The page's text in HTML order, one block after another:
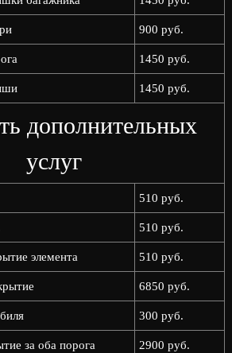
900 руб.
1450 руб.
1450 руб.
дополнительных
услуг
510 руб.
510 руб.
элемента 510 руб.
6850 руб.
300 руб.
за оба порога 2900 руб.